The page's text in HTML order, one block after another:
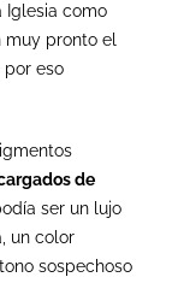
Iglesia como
muy pronto el
por eso
de
ser un lujo
un color
sospechoso